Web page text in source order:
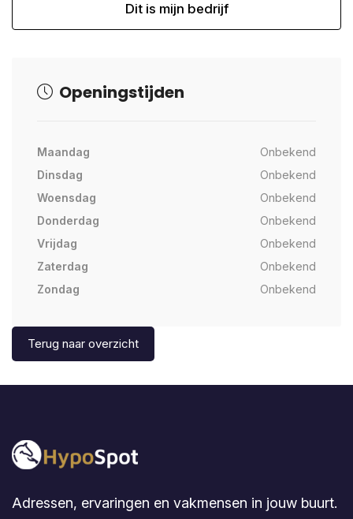
Dit is mijn bedrijf
Openingstijden
Maandag
Onbekend
Dinsdag
Onbekend
Woensdag
Onbekend
Donderdag
Onbekend
Vrijdag
Onbekend
Zaterdag
Onbekend
Zondag
Onbekend
Terug naar overzicht
Adressen, ervaringen en vakmensen in jouw buurt.